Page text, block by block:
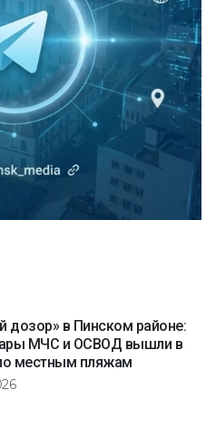
дозор» в Пинском районе:
МЧС и ОСВОД вышли в
местным пляжам